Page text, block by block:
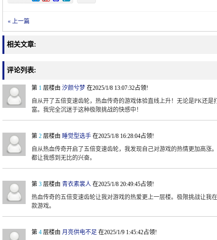
« 上一篇
相关文章:
评论列表:
第 1 层楼由 汐颜兮梦 在2025/1/8 13:07:32占领!
自从开了五倍变速齿轮，热血传奇的游戏体验直线上升！无论是PK还
富。我完全沉迷于这种极限挑战的快感中！
第 2 层楼由 睡觉型选手 在2025/1/8 16:28:04占领!
自从热血传奇开启了五倍变速齿轮，我发现自己对游戏的热情更加高涨
都让我感到无比的兴奋。
第 3 层楼由 青衣素裳人 在2025/1/8 20:49:45占领!
热血传奇的五倍变速齿轮让我对游戏的热爱更上一层楼。极限挑战让我
款游戏。
第 4 层楼由 月亮供电不足 在2025/1/9 1:45:42占领!